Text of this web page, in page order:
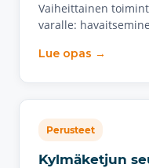
Vaiheittainen
varalle:
Lue opas →
Perusteet
Kylmäketjun